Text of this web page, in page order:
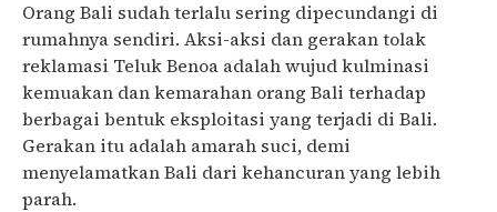
Orang Bali sudah terlalu sering dipecundangi di
rumahnya sendiri. Aksi-aksi dan gerakan tolak
reklamasi Teluk Benoa adalah wujud kulminasi
kemuakan dan kemarahan orang Bali terhadap
berbagai bentuk eksploitasi yang terjadi di Bali.
Gerakan itu adalah amarah suci, demi
menyelamatkan Bali dari kehancuran yang lebih
parah.